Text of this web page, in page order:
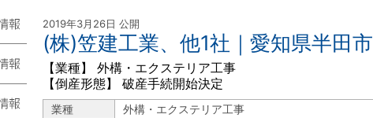
2019年3月26日 公開
(株)笠建工業、他1社｜愛知県半田市
【業種】 外構・エクステリア工事
【倒産形態】 破産手続開始決定
業種
外構・エクステリア工事